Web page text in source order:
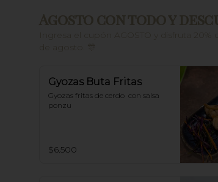
Gyozas Buta Fritas
Gyozas fritas de cerdo  con salsa
ponzu
$6.500